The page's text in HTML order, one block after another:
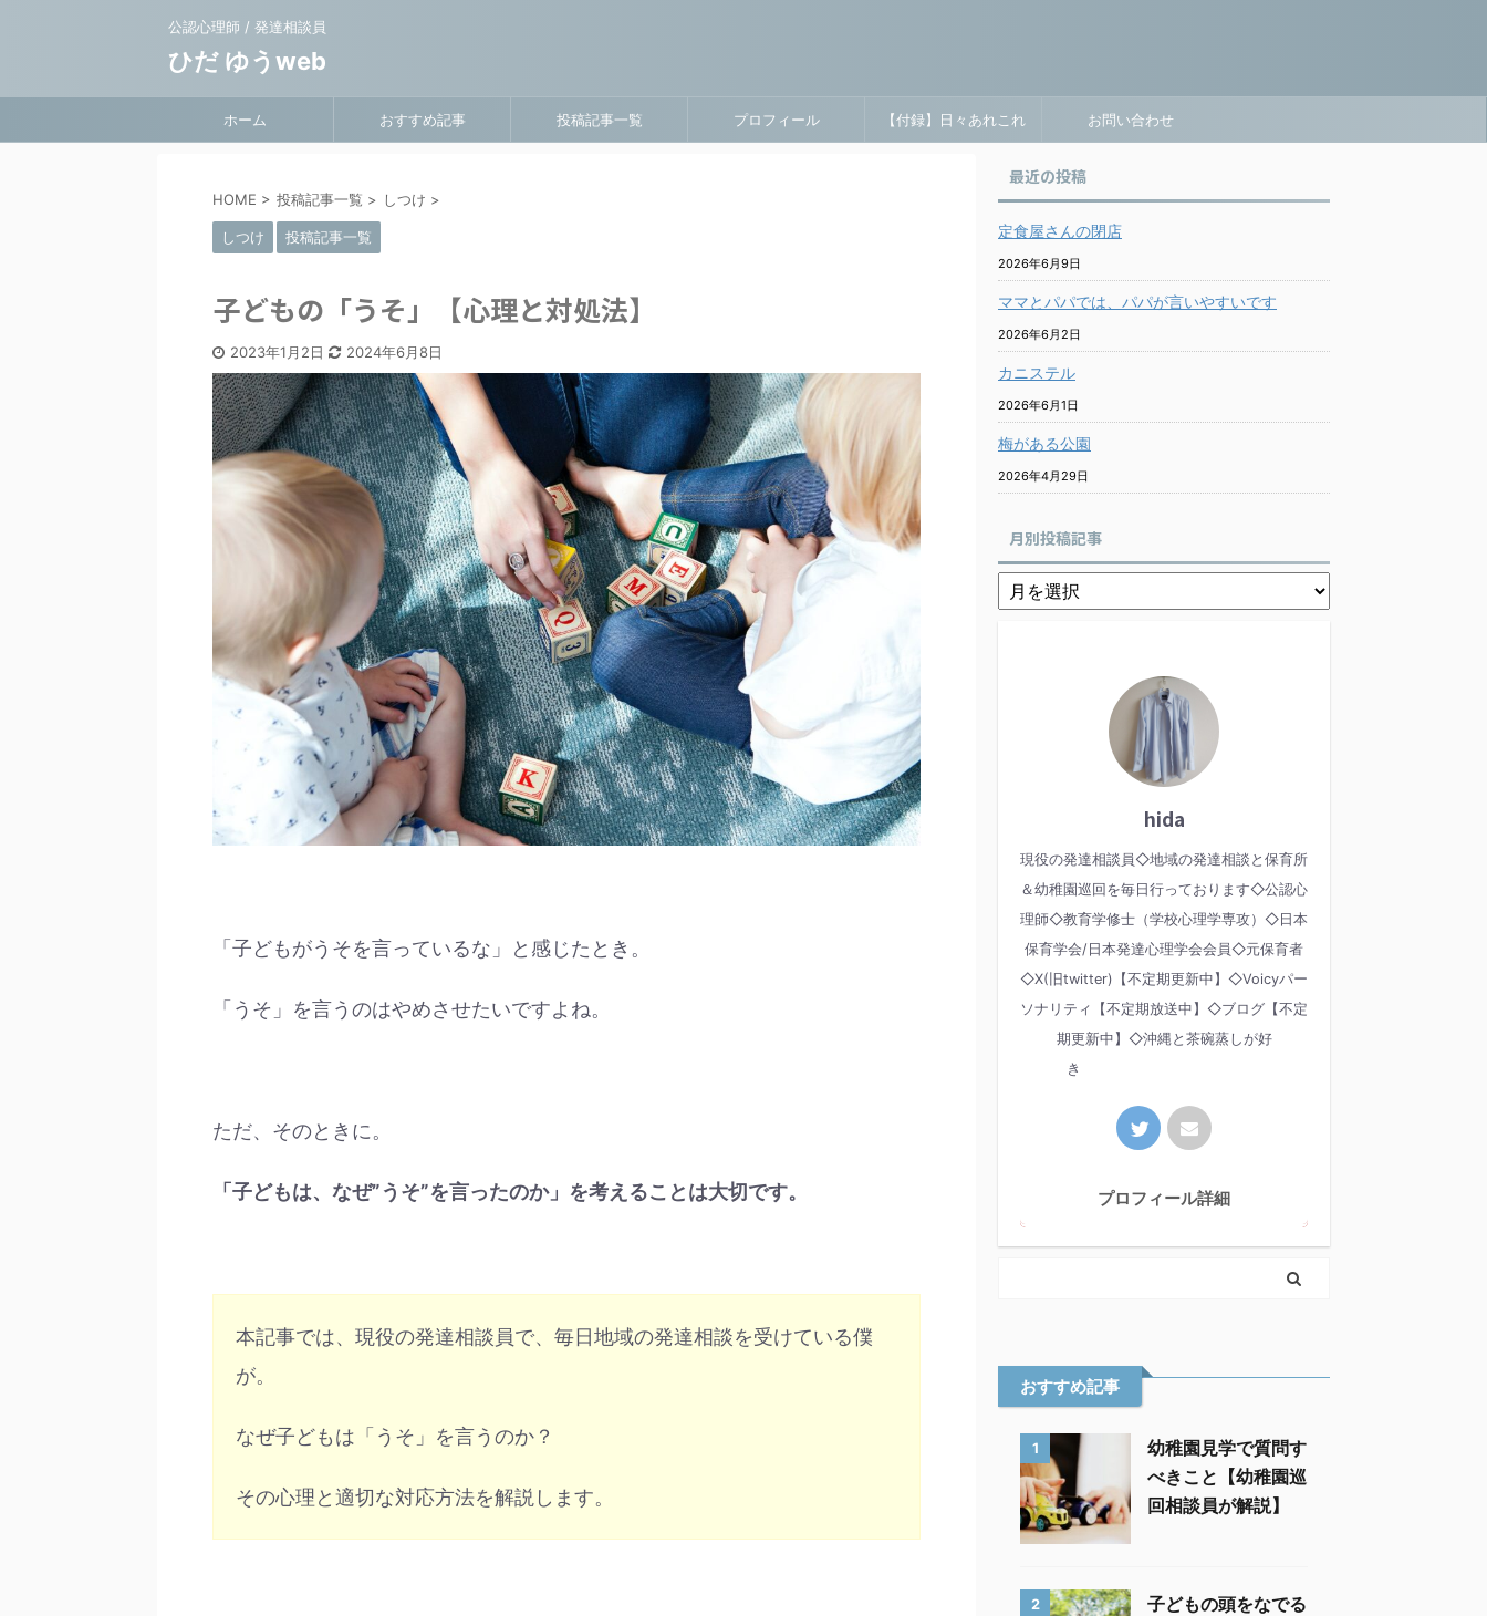
公認心理師 / 発達相談員
ひだ ゆうweb
ホーム おすすめ記事 投稿記事一覧 プロフィール 【付録】日々あれこれ お問い合わせ
HOME > 投稿記事一覧 > しつけ >
しつけ 投稿記事一覧
子どもの「うそ」【心理と対処法】
2023年1月2日 2024年6月8日
「子どもがうそを言っているな」と感じたとき。
「うそ」を言うのはやめさせたいですよね。
ただ、そのときに。
「子どもは、なぜ”うそ”を言ったのか」を考えることは大切です。
本記事では、現役の発達相談員で、毎日地域の発達相談を受けている僕
が。
なぜ子どもは「うそ」を言うのか？
その心理と適切な対応方法を解説します。
最近の投稿
定食屋さんの閉店
2026年6月9日
ママとパパでは、パパが言いやすいです
2026年6月2日
カニステル
2026年6月1日
梅がある公園
2026年4月29日
月別投稿記事
hida
現役の発達相談員◇地域の発達相談と保育所
＆幼稚園巡回を毎日行っております◇公認心
理師◇教育学修士（学校心理学専攻）◇日本
保育学会/日本発達心理学会会員◇元保育者
◇X(旧twitter)【不定期更新中】◇Voicyパー
ソナリティ【不定期放送中】◇ブログ【不定
期更新中】◇沖縄と茶碗蒸しが好
き
プロフィール詳細
おすすめ記事
1
幼稚園見学で質問す
べきこと【幼稚園巡
回相談員が解説】
2
子どもの頭をなでる